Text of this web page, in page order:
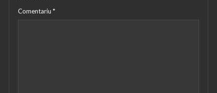
Comentariu *